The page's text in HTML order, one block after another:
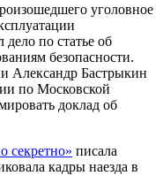
уголовное
по статье об
безопасности.
Александр Бастрыкин
по Московской
доклад об
секретно» писала
кадры наезда в